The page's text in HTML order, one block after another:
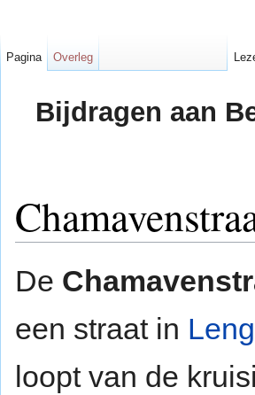
Bijdragen aan
De
een straat in
loopt van de
Pagina Overleg